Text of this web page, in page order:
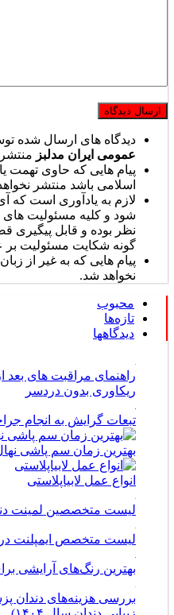
دیدگاه های ارسال شده
عمومی ایران مدلبز
پیام هایی که حاوی تهمت
اسلامی باشد منتشر
لازم به یادآوری است
شود و کلیه مسئولیت
نظر بوده و قابل پیگیری
گونه شکایت مسئولیت بر
پیام هایی که به غیر از
نخواهد شد.
محبوب
تازه‌ها
دیدگاهها
راهنمای مراقبت های بعد
ریکاوری بدون دردسر
تبعات گرایش به انجام
بهترین زمان سم پاشی
انواع عمل لابیاپلاستی
لیست متخصصین لمینت
لیست متخصص ایمپلنت در
بهترین رنگ‌های آرایشی
بررسی هزینه‌های دندان